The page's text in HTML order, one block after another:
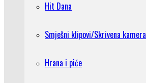
Hit Dana
Smješni klipovi/Skrivena kamera
Hrana i piće